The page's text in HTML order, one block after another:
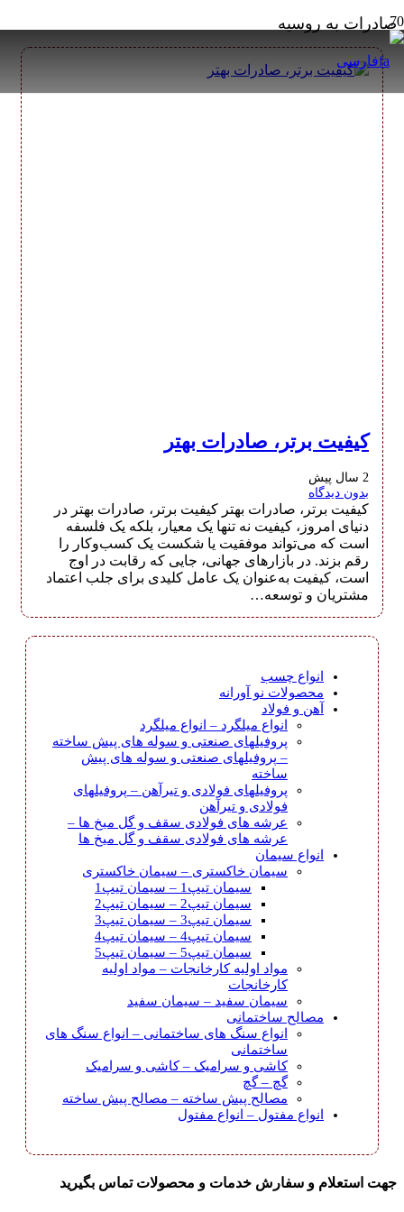
فارسی
صادرات به روسیه
کیفیت برتر، صادرات بهتر
2 سال پیش
بدون دیدگاه
کیفیت برتر، صادرات بهتر کیفیت برتر، صادرات بهتر در
دنیای امروز، کیفیت نه تنها یک معیار، بلکه یک فلسفه
است که می‌تواند موفقیت یا شکست یک کسب‌وکار را
رقم بزند. در بازارهای جهانی، جایی که رقابت در اوج
است، کیفیت به‌عنوان یک عامل کلیدی برای جلب اعتماد
مشتریان و توسعه…
انواع چسب
محصولات نو آورانه
آهن و فولاد
انواع میلگرد – انواع میلگرد
پروفیلهای صنعتی و سوله های پیش ساخته
– پروفیلهای صنعتی و سوله های پیش
ساخته
پروفیلهای فولادی و تیرآهن – پروفیلهای
فولادی و تیرآهن
عرشه های فولادی سقف و گل میخ ها –
عرشه های فولادی سقف و گل میخ ها
انواع سیمان
سیمان خاکستری – سیمان خاکستری
سیمان تیپ1
– سیمان تیپ1
سیمان تیپ2
– سیمان تیپ2
سیمان تیپ3
– سیمان تیپ3
سیمان تیپ4
– سیمان تیپ4
سیمان تیپ5
– سیمان تیپ5
مواد اولیه کارخانجات – مواد اولیه
کارخانجات
سیمان سفید – سیمان سفید
مصالح ساختمانی
انواع سنگ های ساختمانی – انواع سنگ های
ساختمانی
کاشی و سرامیک –کاشی و سرامیک
گچ –گچ
مصالح پیش ساخته – مصالح پیش ساخته
انواع مفتول – انواع مفتول
جهت استعلام و سفارش خدمات و محصولات تماس بگیرید